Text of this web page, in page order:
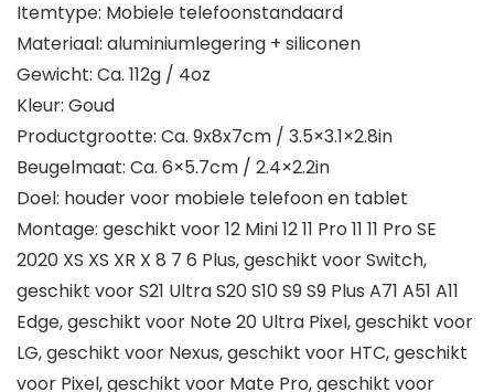
Itemtype: Mobiele telefoonstandaard
Materiaal: aluminiumlegering + siliconen
Gewicht: Ca. 112g / 4oz
Kleur: Goud
Productgrootte: Ca. 9x8x7cm / 3.5×3.1×2.8in
Beugelmaat: Ca. 6×5.7cm / 2.4×2.2in
Doel: houder voor mobiele telefoon en tablet
Montage: geschikt voor 12 Mini 12 11 Pro 11 11 Pro SE
2020 XS XS XR X 8 7 6 Plus, geschikt voor Switch,
geschikt voor S21 Ultra S20 S10 S9 S9 Plus A71 A51 A11
Edge, geschikt voor Note 20 Ultra Pixel, geschikt voor
LG, geschikt voor Nexus, geschikt voor HTC, geschikt
voor Pixel, geschikt voor Mate Pro, geschikt voor